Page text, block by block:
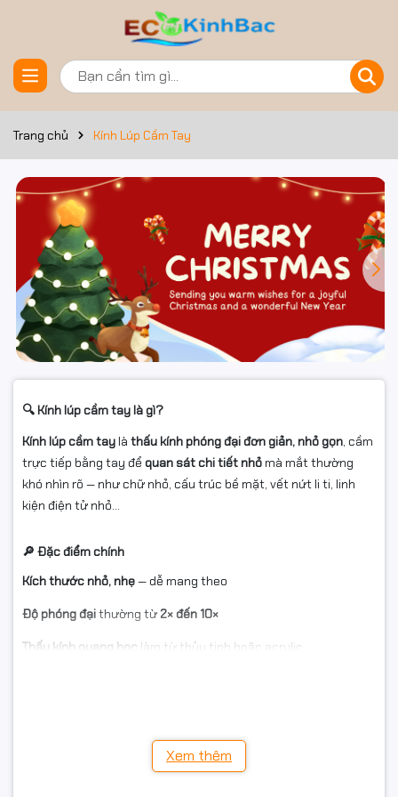
Trang chủ Kính Lúp Cầm Tay
🔍 Kính lúp cầm tay là gì?
Kính lúp cầm taylà thấu kính phóng đại đơn giản, nhỏ gọn , cầm
trực tiếp bằng tay để quan sát chi tiết nhỏmà mắt thường
khó nhìn rõ — như chữ nhỏ, cấu trúc bề mặt, vết nứt li ti, linh
kiện điện tử nhỏ…
🔎 Đặc điểm chính
Kích thước nhỏ, nhẹ— dễ mang theo
Độ phóng đạithường từ 2× đến 10×
Thấu kính quang học làm từ thủy tinh hoặc acrylic
— cầm bất cứ nơi đâu
Xem thêm